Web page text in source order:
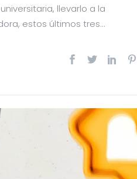
llevarlo a la
estos últimos tres...